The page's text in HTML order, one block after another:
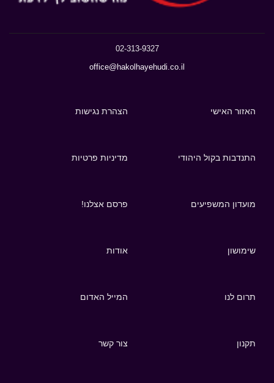
02-313-9327
office@hakolhayehudi.co.il
האזור האישי הצהרת נגישות
התנדבות בקול היהודי מדיניות פרטיות
מועדון המשפיעים פרסם אצלנו!
שימושון אודות
תרום לנו המייל האדום
תקנון צור קשר